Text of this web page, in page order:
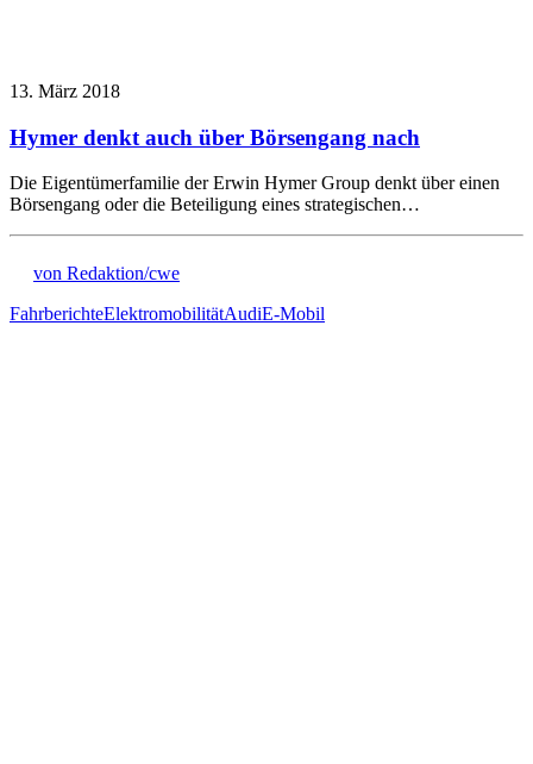
13. März 2018
Hymer denkt auch über Börsengang nach
Die Eigentümerfamilie der Erwin Hymer Group denkt über einen
Börsengang oder die Beteiligung eines strategischen…
von Redaktion/cwe
FahrberichteElektromobilitätAudiE-Mobil